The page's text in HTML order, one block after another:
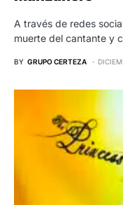
A través de redes
muerte del cantante y
BY GRUPO CERTEZA